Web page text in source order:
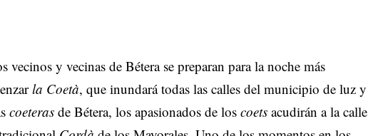
vecinos y vecinas de Bétera se preparan para la noche más
la Coetà, que inundará todas las calles del municipio de luz y
coeterasde Bétera, los apasionados de los coets acudirán a la calle